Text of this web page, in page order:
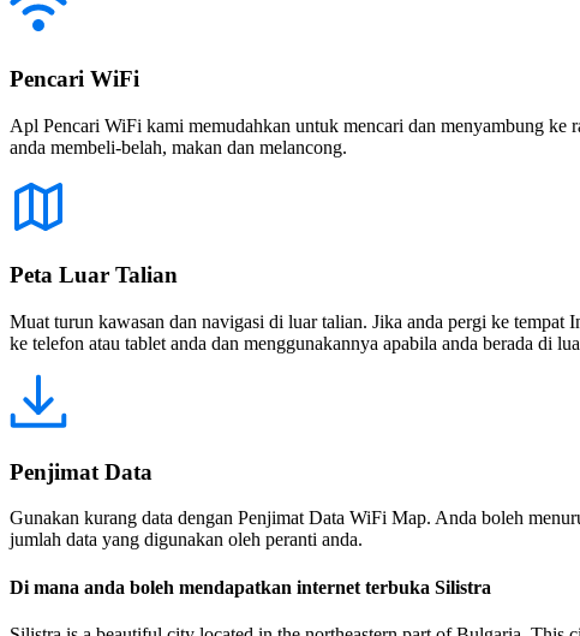
Pencari WiFi
Apl Pencari WiFi kami memudahkan untuk mencari dan menyambung ke
anda membeli-belah, makan dan melancong.
Peta Luar Talian
Muat turun kawasan dan navigasi di luar talian. Jika anda pergi ke tempat
ke telefon atau tablet anda dan menggunakannya apabila anda berada di
Penjimat Data
Gunakan kurang data dengan Penjimat Data WiFi Map. Anda boleh
jumlah data yang digunakan oleh peranti anda.
Di mana anda boleh mendapatkan internet terbuka Silistra